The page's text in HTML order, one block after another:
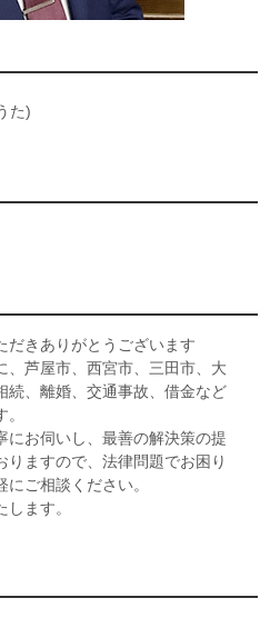
た)
だきありがとうございます
、芦屋市、西宮市、三田市、大
続、離婚、交通事故、借金など
にお伺いし、最善の解決策の提
りますので、法律問題でお困り
ご相談ください。
ます。